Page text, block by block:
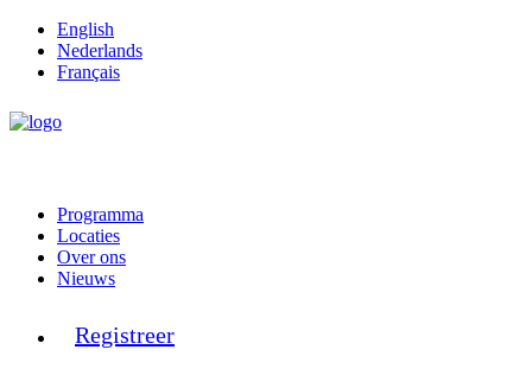
English
Nederlands
Français
Programma
Locaties
Over ons
Nieuws
Registreer